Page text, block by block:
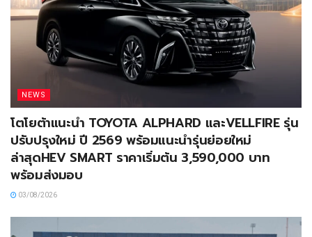
NEWS
โตโยต้าแนะนำ TOYOTA ALPHARD และVELLFIRE รุ่น
ปรับปรุงใหม่ ปี 2569 พร้อมแนะนำรุ่นย่อยใหม่
ล่าสุดHEV SMART ราคาเริ่มต้น 3,590,000 บาท
พร้อมส่งมอบ
03/08/2026